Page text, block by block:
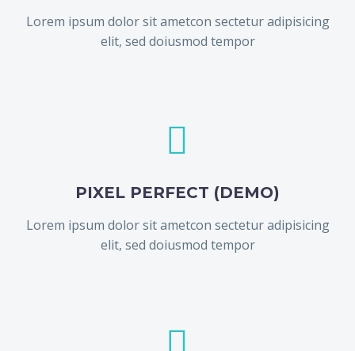
Lorem ipsum dolor sit ametcon sectetur adipisicing
elit, sed doiusmod tempor


PIXEL PERFECT (DEMO)
Lorem ipsum dolor sit ametcon sectetur adipisicing
elit, sed doiusmod tempor